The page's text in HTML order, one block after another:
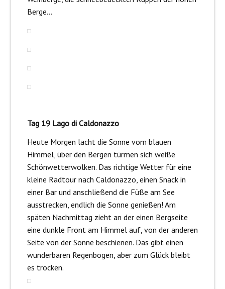
Berge…
Tag 19 Lago di Caldonazzo
Heute Morgen lacht die Sonne vom blauen
Himmel, über den Bergen türmen sich weiße
Schönwetterwolken. Das richtige Wetter für eine
kleine Radtour nach Caldonazzo, einen Snack in
einer Bar und anschließend die Füße am See
ausstrecken, endlich die Sonne genießen! Am
späten Nachmittag zieht an der einen Bergseite
eine dunkle Front am Himmel auf, von der anderen
Seite von der Sonne beschienen. Das gibt einen
wunderbaren Regenbogen, aber zum Glück bleibt
es trocken.